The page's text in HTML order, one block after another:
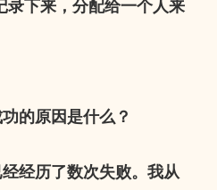
录下来，分配给一个人来
的原因是什么？
经历了数次失败。我从